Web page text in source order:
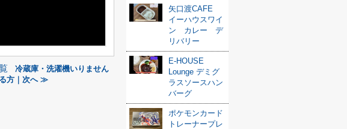
冷蔵庫・洗濯機いりません
方｜次へ ≫
矢口渡CAFE
イーハウスワイ
ン カレー デ
リバリー
E-HOUSE
Lounge デミグ
ラスソースハン
バーグ
ポケモンカード
トレーナープレ